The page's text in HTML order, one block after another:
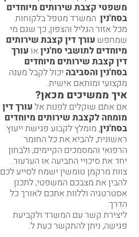
משפטי קצבת שירותים מיוחדים
בסח'נין. המשרד מטפל בלקוחות
מכל אזור הגליל והצפון, כך שגם מי
שמחפש עורך דין קצבת שירותים
מיוחדים לתושבי סח'ניןאו עורך
דין קצבת שירותים מיוחדים
בסח'נין והסביבה יכול לקבל מענה
מקצועי ומותאם אישית.
איך ממשיכים מכאן?
אם אתם שוקלים לפנות אלעורך דין
מומחה לקצבת שירותים מיוחדים
בסח'נין, מומלץ לקבוע פגישת ייעוץ
ראשונית, להביא את כל החומר
הרפואי והמסמכים הקיימים, ולבחון
יחד את סיכויי התביעה או הערעור.
צוות מרקמן טומשין ישמח לסייע לכם
להבין את מצבכם המשפטי, לתכנן
אסטרטגיה וללוות אתכם לאורך כל
הדרך.
ליצירת קשר עם המשרד ולקביעת
פגישה, ניתן להתקשר כעת ל: